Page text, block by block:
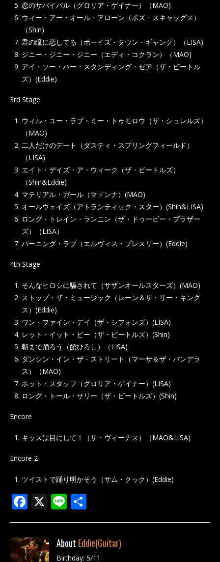
恋のサバイバル（グロリア・ゲイナー）（MAO)
ウィー・アー・オール・アローン（ボズ・スキャッグス）
（Shin)
君の瞳に恋してる（ボーイズ・タウン・ギャング）（LISA)
ジニー・ジニー・ジニー（エディ・コクラン）（MAO)
アイ・ソー・ハー・スタンディング・ゼア（ザ・ビートル
ズ）(Eddie)
3rd Stage
ウィル・ユー・ラブ・ミー・トゥモロウ（ザ・シュレルズ）
（MAO)
二人だけのデート（ダスティ・スプリングフィールド）
（LISA)
エイト・デイズ・ア・ウィーク（ザ・ビートルズ）
（Shin&Eddie)
マテリアル・ガール（マドンナ）(MAO)
オールウェイズ（アトランティック・スター）(Shin&LISA)
ロング・トレイン・ランニン（ザ・ドゥービー・ブラザー
ズ）（LISA）
バーニング・ラブ（エルヴィス・プレスリー）(Eddie)
4th Stage
そんなヒロシに騙されて（サザンオールスターズ）(MAO)
ストップ・ザ・ミュージック（レーン＆ザ・リー・キング
ス）(Eddie)
ワン・ファイン・デイ（ザ・シフォンズ）(LISA)
レット・イット・ビー（ザ・ビートルズ）(Shin)
朝まで踊ろう（館ひろし）（LISA)
ダンシン・イン・ザ・ストリート（マーサ＆ザ・バンデラ
ス）（MAO)
ホット・スタッフ（グロリア・ゲイナー）(LISA)
ロング・トール・サリー（ザ・ビートルズ）(Shin)
Encore
キッスは目にして！（ザ・ヴィーナス）（MAO&LISA)
Encore 2
ツイストで踊り明かそう（サム・クック）(Eddie)
F
ac
e
b
X Li
n 有
About Eddie(Guitar)
Birthday: 5/11